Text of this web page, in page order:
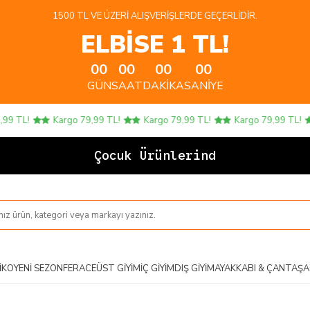
1500 TL VE ÜZERI ALIŞVERIŞLERDE GEÇERLIDIR.
ELBİSE 1 TL!
00
GÜN
00
SAAT
00
DAKIKA
00
SANIYE
Kargo 79,99 TL! Kargo 79,99 TL! Kargo 79,99 TL!
Çocuk Ürünlerinde 4 AL
YENI SEZONFERACEÜST GIYIMİÇ GIYIMDIŞ GIYIMAYAKKABI & ÇANTA